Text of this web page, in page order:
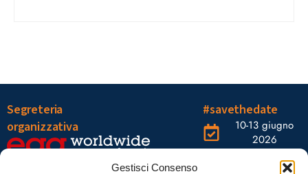
Gestisci Consenso
Segreteria
organizzativa
#savethedate
10-13 giugno
2026
OGR Torino